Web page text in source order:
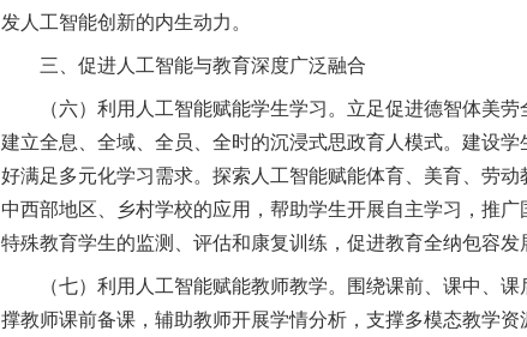
发人工智能创新的内生动力。
三、促进人工智能与教育深度广泛融合
（六）利用人工智能赋能学生学习。立足促进德智体美劳
建立全息、全域、全员、全时的沉浸式思政育人模式。建设
好满足多元化学习需求。探索人工智能赋能体育、美育、劳
中西部地区、乡村学校的应用，帮助学生开展自主学习，推
特殊教育学生的监测、评估和康复训练，促进教育全纳包容发
（七）利用人工智能赋能教师教学。围绕课前、课中、课
撑教师课前备课，辅助教师开展学情分析，支撑多模态教学